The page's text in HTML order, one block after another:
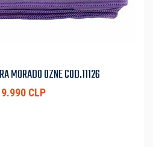
MORADO OZNE COD.11126
CLP